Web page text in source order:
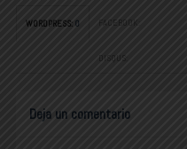
WORDPRESS: 0 FACEBOOK:
DISQUS:
Deja un comentario